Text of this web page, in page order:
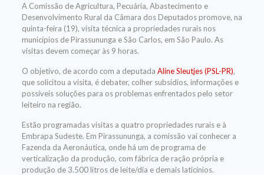
A Comissão de Agricultura, Pecuária, Abastecimento e
Desenvolvimento Rural da Câmara dos Deputados promove, na
quinta-feira (19), visita técnica a propriedades rurais nos
municípios de Pirassununga e São Carlos, em São Paulo. As
visitas devem começar às 9 horas.
O objetivo, de acordo com a deputada Aline Sleutjes (PSL-PR),
que solicitou a visita, é debater, colher subsídios, informações e
possíveis soluções para os problemas enfrentados pelo setor
leiteiro na região.
Estão programadas visitas a quatro propriedades rurais e à
Embrapa Sudeste. Em Pirassununga, a comissão vai conhecer a
Fazenda da Aeronáutica, onde há um de programa de
verticalização da produção, com fábrica de ração própria e
produção de 3.500 litros de leite/dia e demais laticínios.